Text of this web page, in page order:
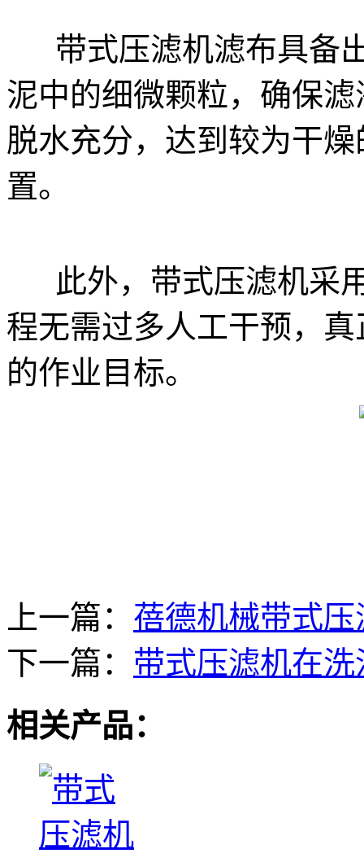
带式压滤机滤布具备
泥中的细微颗粒，确保
脱水充分，达到较为干
置。
此外，带式压滤机采
程无需过多人工干预，
的作业目标。
上一篇： 蓓德机械带式
下一篇： 带式压滤机在
相关产品：